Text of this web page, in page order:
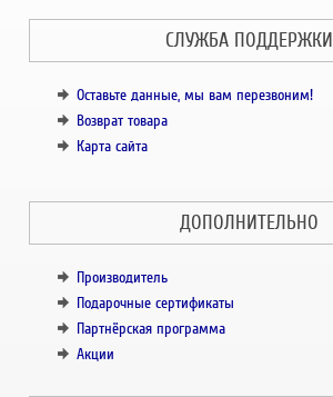
СЛУЖБА ПОДДЕРЖКИ
Оставьте данные, мы вам перезвоним!
Возврат товара
Карта сайта
ДОПОЛНИТЕЛЬНО
Производитель
Подарочные сертификаты
Партнёрская программа
Акции